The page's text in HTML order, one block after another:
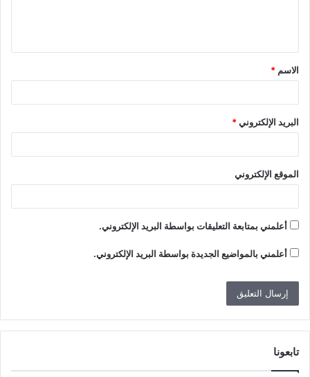
ق
*
الاسم *
البريد الإلكتروني*
الموقع الإلكتروني
أعلمني بمتابعة التعليقات بواسطة البريد الإلكتروني.
أعلمني بالمواضيع الجديدة بواسطة البريد الإلكتروني.
تابعونا